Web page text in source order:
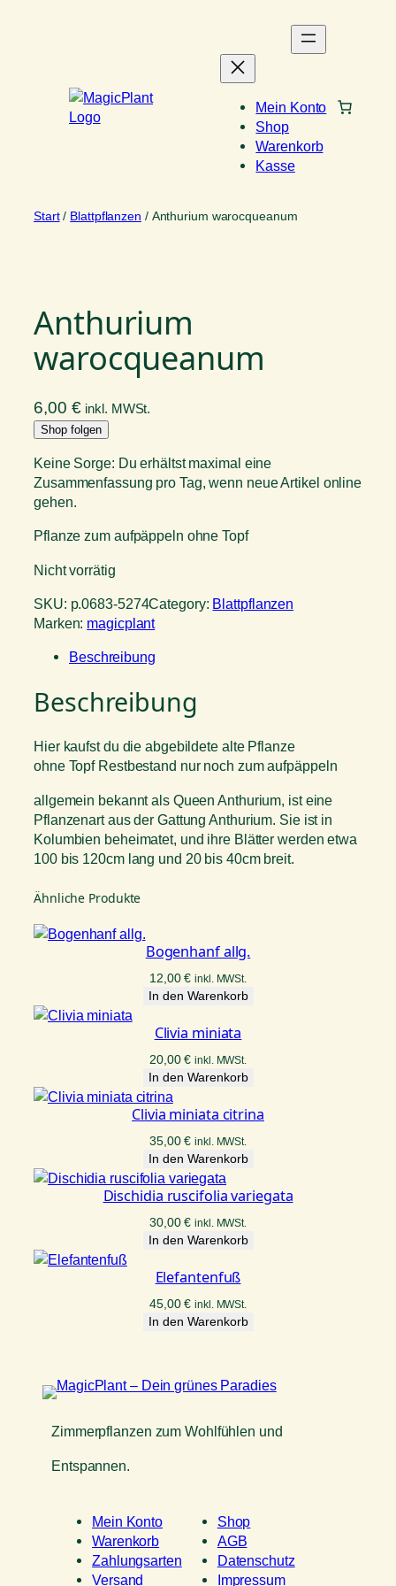
Mein Konto
Shop
Warenkorb
Kasse
Start/ Blattpflanzen / Anthurium warocqueanum
Anthurium
warocqueanum
6,00 € inkl. MWSt.
Shop folgen
Keine Sorge: Du erhältst maximal eine
Zusammenfassung pro Tag, wenn neue Artikel online
gehen.
Pflanze zum aufpäppeln ohne Topf
Nicht vorrätig
SKU: p.0683-5274Category: Blattpflanzen
Marken: magicplant
Beschreibung
Beschreibung
Hier kaufst du die abgebildete alte Pflanze
ohne Topf Restbestand nur noch zum aufpäppeln
allgemein bekannt als Queen Anthurium, ist eine
Pflanzenart aus der Gattung Anthurium. Sie ist in
Kolumbien beheimatet, und ihre Blätter werden etwa
100 bis 120cm lang und 20 bis 40cm breit.
Ähnliche Produkte
Bogenhanf allg.
12,00€ inkl. MWSt.
In den Warenkorb
Clivia miniata
20,00€ inkl. MWSt.
In den Warenkorb
Clivia miniata citrina
35,00€ inkl. MWSt.
In den Warenkorb
Dischidia ruscifolia variegata
30,00€ inkl. MWSt.
In den Warenkorb
Elefantenfuß
45,00€ inkl. MWSt.
In den Warenkorb
Zimmerpflanzen zum Wohlfühlen und
Entspannen.
Mein Konto
Warenkorb
Zahlungsarten
Versand
Shop
AGB
Datenschutz
Impressum